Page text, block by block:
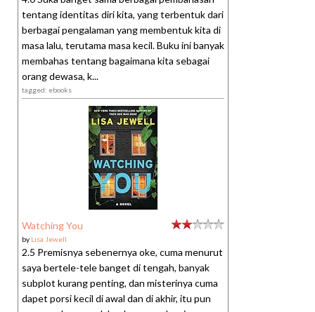
tentang identitas diri kita, yang terbentuk dari
berbagai pengalaman yang membentuk kita di
masa lalu, terutama masa kecil. Buku ini banyak
membahas tentang bagaimana kita sebagai
orang dewasa, k...
tagged: ebooks
Watching You
by Lisa Jewell
2.5 Premisnya sebenernya oke, cuma menurut
saya bertele-tele banget di tengah, banyak
subplot kurang penting, dan misterinya cuma
dapet porsi kecil di awal dan di akhir, itu pun